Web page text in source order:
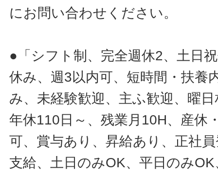
にお問い合わせください。
●「シフト制、完全週休2、土日
休み、週3以内可、短時間・扶養
み、未経験歓迎、主ふ歓迎、曜
年休110日～、残業月10H、産休
可、賞与あり、昇給あり、正社
支給、土日のみOK、平日のみ